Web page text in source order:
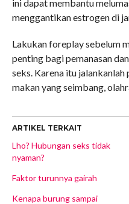
ini dapat membantu
menggantikan estrogen di
Lakukan foreplay sebelum
penting bagi pemanasan
seks. Karena itu
makan yang seimbang,
ARTIKEL TERKAIT
Lho? Hubungan seks tidak
nyaman?
Faktor turunnya gairah
Kenapa burung sampai